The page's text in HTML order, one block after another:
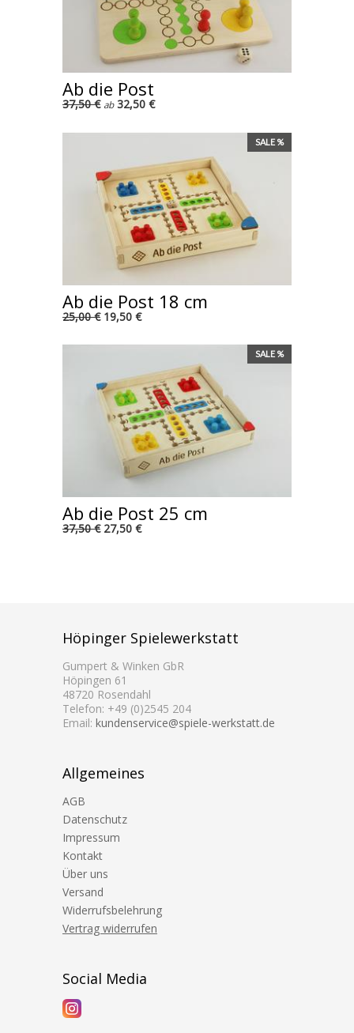
Ab die Post
37,50 € ab32,50 €
SALE %
Ab die Post 18 cm
25,00 €19,50 €
SALE %
Ab die Post 25 cm
37,50 €27,50 €
Höpinger Spielewerkstatt
Gumpert & Winken GbR
Höpingen 61
48720 Rosendahl
Telefon: +49 (0)2545 204
Email: kundenservice@spiele-werkstatt.de
Allgemeines
AGB
Datenschutz
Impressum
Kontakt
Über uns
Versand
Widerrufsbelehrung
Vertrag widerrufen
Social Media